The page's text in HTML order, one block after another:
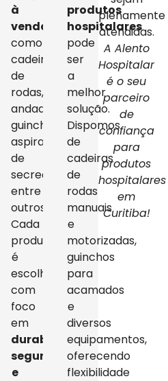
à
venda
como
cadeiras
de
rodas,
andadores,
guinchos,
aspiradores
de
secreção,
entre
outros.
Cada
produto
é
escolhido
com
foco
em
durabilidade,
segurança
e
produtos
hospitalares
pode
ser
a
melhor
solução.
Dispomos
de
cadeiras
de
rodas
manuais
e
motorizadas,
guinchos
para
acamados
e
diversos
equipamentos,
oferecendo
flexibilidade
plenamente
atendidas.
A Alento
Hospitalar
é o seu
parceiro
de
confiança
para
produtos
hospitalares
em
Curitiba!